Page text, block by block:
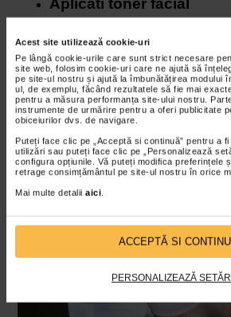
Acest site utilizează cookie-uri
Pe lângă cookie-urile care sunt strict necesare
site web, folosim cookie-uri care ne ajută să
pe site-ul nostru și ajută la îmbunătățirea modului
ul, de exemplu, făcând rezultatele să fie mai
pentru a măsura performanța site-ului nostru.
instrumente de urmărire pentru a oferi publicitate
obiceiurilor dvs. de navigare.
Puteți face clic pe „Acceptă si continuă” pentru a
utilizări sau puteți face clic pe „Personalizează
configura opțiunile. Vă puteți modifica preferințele
retrage consimțământul pe site-ul nostru în orice
Mai multe detalii aici.
ACCEPTĂ SI
PERSONALIZEAZĂ
Aplicati un toner hidratant, calmant,
ingrediente si antioxidanti care ajuta
Un toner pentru ten mixt poate
hranirea pielii uscate si totodata la
sebumului. Nu sariti peste acest pas,